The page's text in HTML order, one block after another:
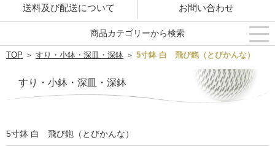
送料及び配送について お問い合わせ
TOP ＞ すり・小鉢・深皿・深鉢 ＞ 5寸鉢 白 飛び鉋（とびかんな）
すり・小鉢・深皿・深鉢
5寸鉢 白 飛び鉋（とびかんな）
商品カテゴリーから検索